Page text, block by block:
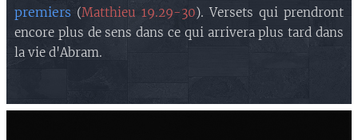
premiers (Matthieu 19.29-30). Versets qui prendront
encore plus de sens dans ce qui arrivera plus tard dans
la vie d'Abram.